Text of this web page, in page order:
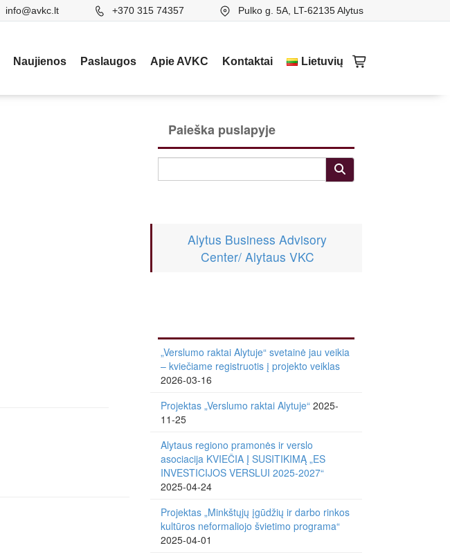
info@avkc.lt +370 315 74357 Pulko g. 5A, LT-62135 Alytus
Naujienos Paslaugos Apie AVKC Kontaktai Lietuvių
Paieška puslapyje
Alytus Business Advisory
Center/ Alytaus VKC
„Verslumo raktai Alytuje“ svetainė jau veikia
– kviečiame registruotis į projekto veiklas
2026-03-16
Projektas „Verslumo raktai Alytuje“ 2025-
11-25
Alytaus regiono pramonės ir verslo
asociacija KVIEČIA Į SUSITIKIMĄ „ES
INVESTICIJOS VERSLUI 2025-2027“
2025-04-24
Projektas „Minkštųjų įgūdžių ir darbo rinkos
kultūros neformaliojo švietimo programa“
2025-04-01